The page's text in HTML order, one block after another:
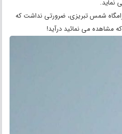
نماید.
شمس تبریزی، ضرورتی نداشت که
مشاهده می نمائید درآید!